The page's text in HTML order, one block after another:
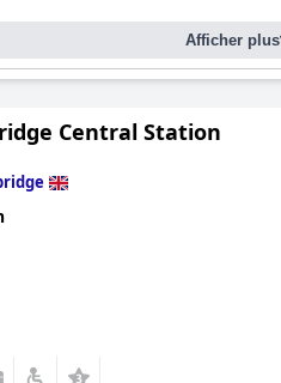
Afficher plus
Central Station